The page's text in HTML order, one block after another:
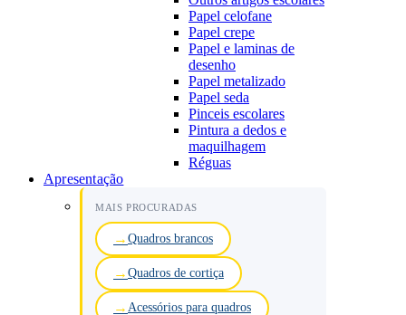
Papel celofane
Papel crepe
Papel e laminas de
desenho
Papel metalizado
Papel seda
Pinceis escolares
Pintura a dedos e
maquilhagem
Réguas
Apresentação
MAIS PROCURADAS
Quadros brancos
Quadros de cortiça
Acessórios para quadros